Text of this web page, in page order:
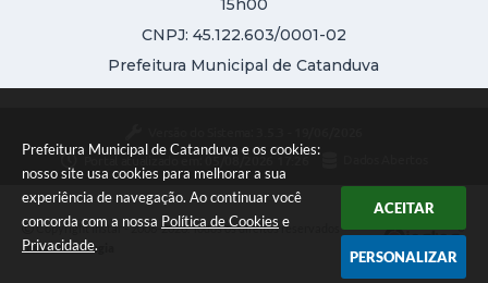
Prefeitura Municipal de Catanduva e os cookies:
nosso site usa cookies para melhorar a sua
experiência de navegação. Ao continuar você
concorda com a nossa Política de Cookies e
Privacidade.
ACEITAR
PERSONALIZAR
15h00
CNPJ: 45.122.603/0001-02
Prefeitura Municipal de Catanduva
Portal atualizado em:
Copyright Instar - 2006-2026. Todos os direitos reservados -
Instar Tecnologia